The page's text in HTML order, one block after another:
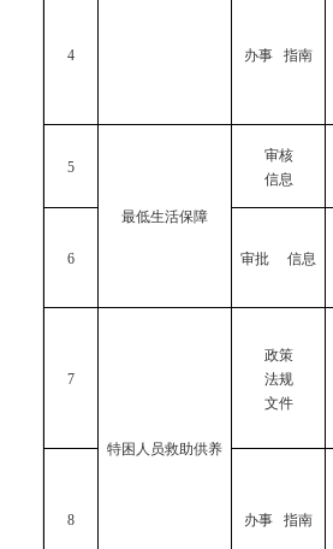
4 办事 指南
5
最低生活保障
审核
信息
6 审批 信息
7
特困人员救助供养
政策
法规
文件
8 办事 指南